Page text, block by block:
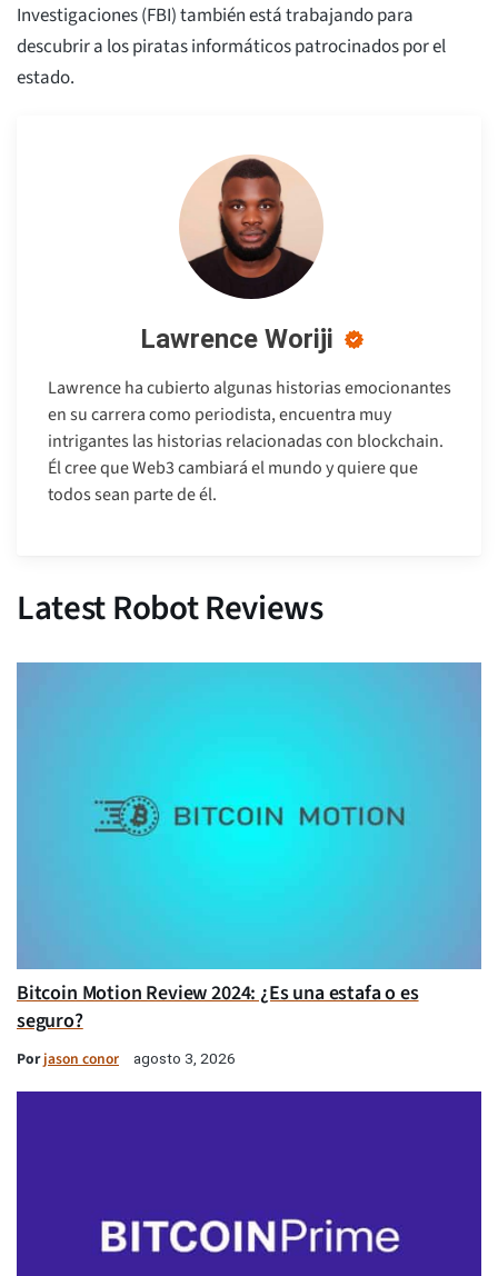
Investigaciones (FBI) también está trabajando para
descubrir a los piratas informáticos patrocinados por el
estado.
Lawrence Woriji
Lawrence ha cubierto algunas historias emocionantes
en su carrera como periodista, encuentra muy
intrigantes las historias relacionadas con blockchain.
Él cree que Web3 cambiará el mundo y quiere que
todos sean parte de él.
Latest Robot Reviews
Bitcoin Motion Review 2024: ¿Es una estafa o es
seguro?
Porjason conor agosto 3, 2026